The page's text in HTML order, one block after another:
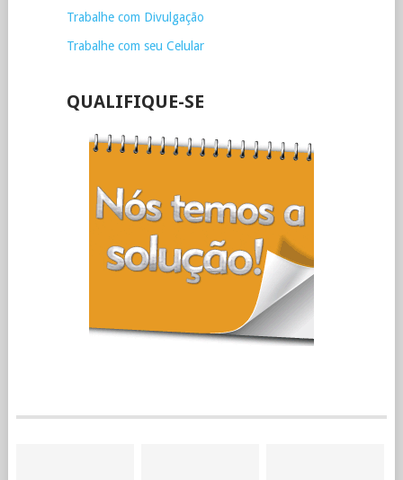
Trabalhe com Divulgação
Trabalhe com seu Celular
QUALIFIQUE-SE